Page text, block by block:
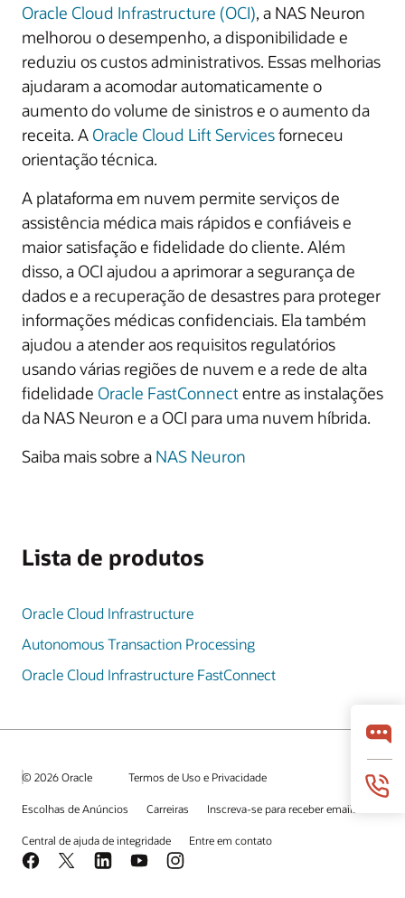
Oracle Cloud Infrastructure (OCI), a NAS Neuron
melhorou o desempenho, a disponibilidade e
reduziu os custos administrativos. Essas melhorias
ajudaram a acomodar automaticamente o
aumento do volume de sinistros e o aumento da
receita. A Oracle Cloud Lift Servicesforneceu
orientação técnica.
A plataforma em nuvem permite serviços de
assistência médica mais rápidos e confiáveis e
maior satisfação e fidelidade do cliente. Além
disso, a OCI ajudou a aprimorar a segurança de
dados e a recuperação de desastres para proteger
informações médicas confidenciais. Ela também
ajudou a atender aos requisitos regulatórios
usando várias regiões de nuvem e a rede de alta
fidelidade Oracle FastConnectentre as instalações
da NAS Neuron e a OCI para uma nuvem híbrida.
Saiba mais sobre a NAS Neuron
Lista de produtos
Oracle Cloud Infrastructure
Autonomous Transaction Processing
Oracle Cloud Infrastructure FastConnect
© 2026 Oracle Termos de Uso e Privacidade
Escolhas de Anúncios Carreiras Inscreva-se para receber emails
Central de ajuda de integridade Entre em contato
Facebook
X LinkedInYouTubeInstagram